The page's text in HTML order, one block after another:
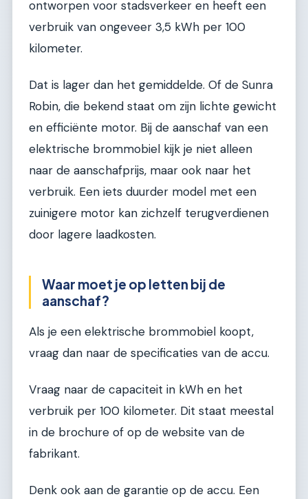
ontworpen voor stadsverkeer en heeft een
verbruik van ongeveer 3,5 kWh per 100
kilometer.
Dat is lager dan het gemiddelde. Of de Sunra
Robin, die bekend staat om zijn lichte gewicht
en efficiënte motor. Bij de aanschaf van een
elektrische brommobiel kijk je niet alleen
naar de aanschafprijs, maar ook naar het
verbruik. Een iets duurder model met een
zuinigere motor kan zichzelf terugverdienen
door lagere laadkosten.
Waar moet je op letten bij de
aanschaf?
Als je een elektrische brommobiel koopt,
vraag dan naar de specificaties van de accu.
Vraag naar de capaciteit in kWh en het
verbruik per 100 kilometer. Dit staat meestal
in de brochure of op de website van de
fabrikant.
Denk ook aan de garantie op de accu. Een